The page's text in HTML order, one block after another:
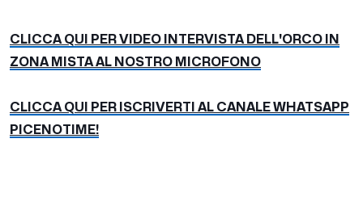
CLICCA QUI PER VIDEO INTERVISTA DELL'ORCO IN
ZONA MISTA AL NOSTRO MICROFONO
CLICCA QUI PER ISCRIVERTI AL CANALE WHATSAPP
PICENOTIME!